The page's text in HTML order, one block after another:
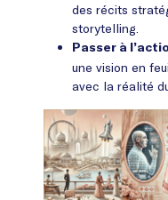
des récits
storytelling.
Passer à
une vision en
avec la réalité